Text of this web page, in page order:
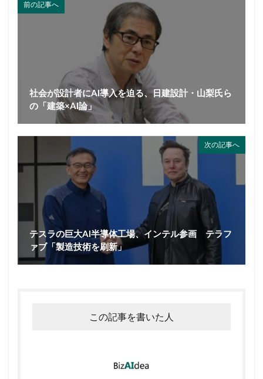
前の記事へ
社会が設計者にAI導入を迫る、日建設計・山梨氏ら
の「建築×AI論」
次の記事へ
テスラの巨大AI半導体工場、インテル参画 テラフ
ァブ「製造技術を刷新」
この記事を書いた人